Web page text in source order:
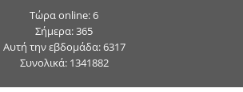
Τώρα online: 6
Σήμερα: 365
Αυτή την εβδομάδα: 6317
Συνολικά: 1341882